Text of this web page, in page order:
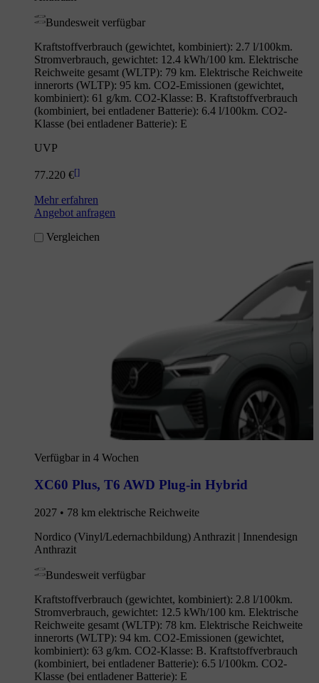
Bundesweit verfügbar
Kraftstoffverbrauch (gewichtet, kombiniert): 2.7 l/100km.
Stromverbrauch, gewichtet: 12.4 kWh/100 km. Elektrische
Reichweite gesamt (WLTP): 79 km. Elektrische Reichweite
innerorts (WLTP): 95 km. CO2-Emissionen (gewichtet,
kombiniert): 61 g/km. CO2-Klasse: B. Kraftstoffverbrauch
(kombiniert, bei entladener Batterie): 6.4 l/100km. CO2-
Klasse (bei entladener Batterie): E
UVP
77.220 €[]
Mehr erfahren
Angebot anfragen
Vergleichen
Verfügbar in 4 Wochen
XC60 Plus, T6 AWD Plug-in Hybrid
2027 • 78 km elektrische Reichweite
Nordico (Vinyl/Ledernachbildung) Anthrazit | Innendesign
Anthrazit
Bundesweit verfügbar
Kraftstoffverbrauch (gewichtet, kombiniert): 2.8 l/100km.
Stromverbrauch, gewichtet: 12.5 kWh/100 km. Elektrische
Reichweite gesamt (WLTP): 78 km. Elektrische Reichweite
innerorts (WLTP): 94 km. CO2-Emissionen (gewichtet,
kombiniert): 63 g/km. CO2-Klasse: B. Kraftstoffverbrauch
(kombiniert, bei entladener Batterie): 6.5 l/100km. CO2-
Klasse (bei entladener Batterie): E